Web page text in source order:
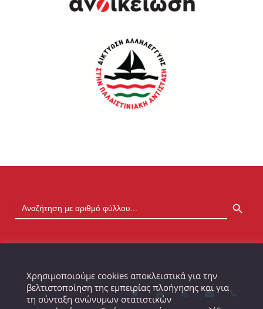
Χρησιμοποιούμε cookies αποκλειστικά για την
βελτιστοποίηση της εμπειρίας πλοήγησης και για
τη σύνταξη ανώνυμων στατιστικών